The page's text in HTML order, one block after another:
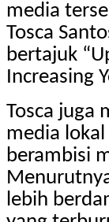
media
Tosca
bertajuk
Increasing
Tosca juga
media
berambisi
lebih